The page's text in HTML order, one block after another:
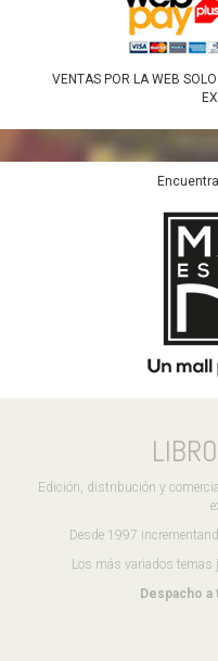
VENTAS POR LA WEB
Edición, distribución y
Desde 1997
Los más variados
Despacho